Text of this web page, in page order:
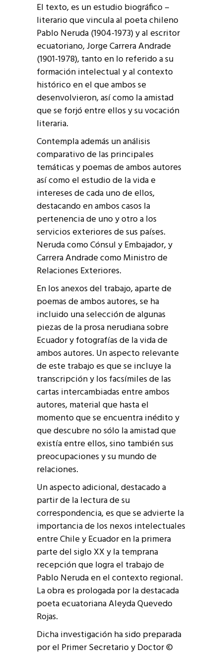
El texto, es un estudio biográfico –
literario que vincula al poeta chileno
Pablo Neruda (1904-1973) y al escritor
ecuatoriano, Jorge Carrera Andrade
(1901-1978), tanto en lo referido a su
formación intelectual y al contexto
histórico en el que ambos se
desenvolvieron, así como la amistad
que se forjó entre ellos y su vocación
literaria.
Contempla además un análisis
comparativo de las principales
temáticas y poemas de ambos autores
así como el estudio de la vida e
intereses de cada uno de ellos,
destacando en ambos casos la
pertenencia de uno y otro a los
servicios exteriores de sus países.
Neruda como Cónsul y Embajador, y
Carrera Andrade como Ministro de
Relaciones Exteriores.
En los anexos del trabajo, aparte de
poemas de ambos autores, se ha
incluido una selección de algunas
piezas de la prosa nerudiana sobre
Ecuador y fotografías de la vida de
ambos autores. Un aspecto relevante
de este trabajo es que se incluye la
transcripción y los facsímiles de las
cartas intercambiadas entre ambos
autores, material que hasta el
momento que se encuentra inédito y
que descubre no sólo la amistad que
existía entre ellos, sino también sus
preocupaciones y su mundo de
relaciones.
Un aspecto adicional, destacado a
partir de la lectura de su
correspondencia, es que se advierte la
importancia de los nexos intelectuales
entre Chile y Ecuador en la primera
parte del siglo XX y la temprana
recepción que logra el trabajo de
Pablo Neruda en el contexto regional.
La obra es prologada por la destacada
poeta ecuatoriana Aleyda Quevedo
Rojas.
Dicha investigación ha sido preparada
por el Primer Secretario y Doctor ©